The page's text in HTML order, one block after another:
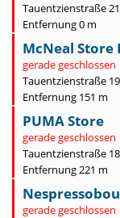
Tauentzienstraße
Entfernung 0 m
McNeal Store
gerade geschlossen
Tauentzienstraße
Entfernung 151 m
PUMA Store
gerade geschlossen
Tauentzienstraße
Entfernung 221 m
gerade geschlossen